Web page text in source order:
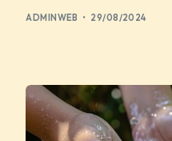
ADMINWEB 29/08/2024